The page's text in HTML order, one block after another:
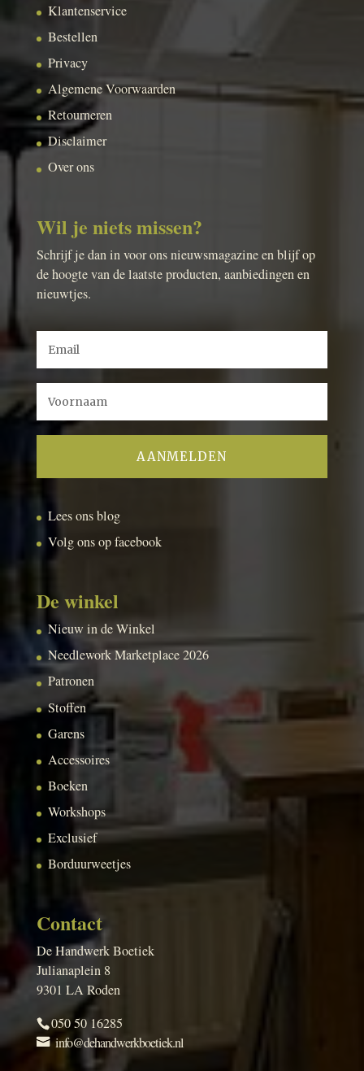
Klantenservice
Bestellen
Privacy
Algemene Voorwaarden
Retourneren
Disclaimer
Over ons
Wil je niets missen?
Schrijf je dan in voor ons nieuwsmagazine en blijf op
de hoogte van de laatste producten, aanbiedingen en
nieuwtjes.
Lees ons blog
Volg ons op facebook
De winkel
Nieuw in de Winkel
Needlework Marketplace 2026
Patronen
Stoffen
Garens
Accessoires
Boeken
Workshops
Exclusief
Borduurweetjes
Contact
De Handwerk Boetiek
Julianaplein 8
9301 LA Roden
050 50 16285
info@dehandwerkboetiek.nl